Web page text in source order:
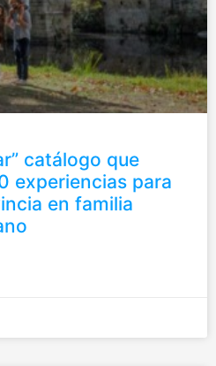
catálogo que
experiencias para
en familia